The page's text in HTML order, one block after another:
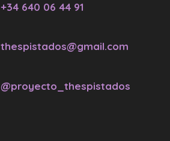
+34 640 06 44 91
thespistados@gmail.com
@proyecto_thespistados